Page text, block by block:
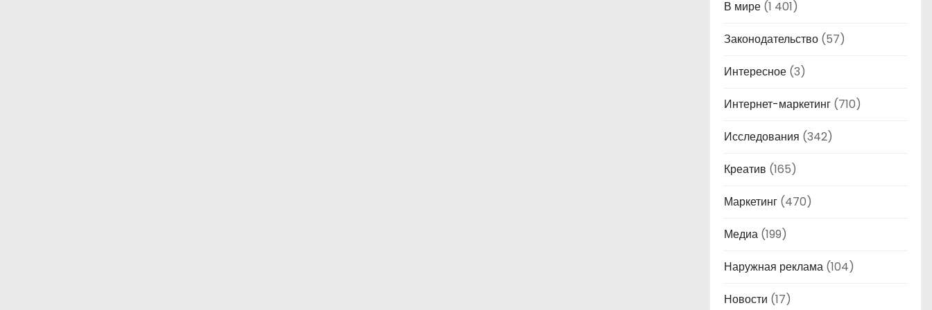
В мире (1 401)
Законодательство (57)
Интересное (3)
Интернет-маркетинг (710)
Исследования (342)
Креатив (165)
Маркетинг (470)
Медиа (199)
Наружная реклама (104)
Новости (17)